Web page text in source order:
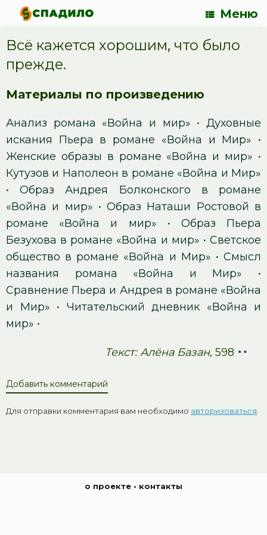
Меню
Всё кажется хорошим, что было
прежде.
Материалы по произведению
Анализ романа «Война и мир» •Духовные
искания Пьера в романе «Война и Мир» •
Женские образы в романе «Война и мир» •
Кутузов и Наполеон в романе «Война и Мир»
•Образ Андрея Болконского в романе
«Война и мир» •Образ Наташи Ростовой в
романе «Война и мир» • Образ Пьера
Безухова в романе «Война и мир» •Светское
общество в романе «Война и Мир» •Смысл
названия романа «Война и Мир» •
Сравнение Пьера и Андрея в романе «Война
и Мир» • Читательский дневник «Война и
мир» •
Текст: Алёна Базан, 598
Добавить комментарий
Для отправки комментария вам необходимо авторизоваться
о проекте • контакты